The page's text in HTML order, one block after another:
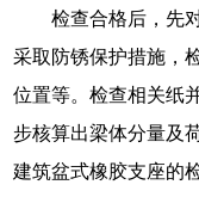
检查合格后，先
采取防锈保护措施，
位置等。检查相关纸
步核算出梁体分量及
建筑盆式橡胶支座的